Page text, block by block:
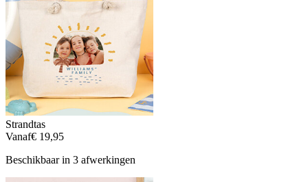
Strandtas
Vanaf€ 19,95
Beschikbaar in 3 afwerkingen